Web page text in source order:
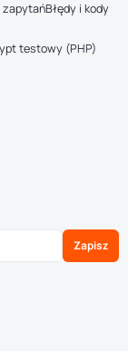
zapytańBłędy i kody
testowy (PHP)
Zapisz